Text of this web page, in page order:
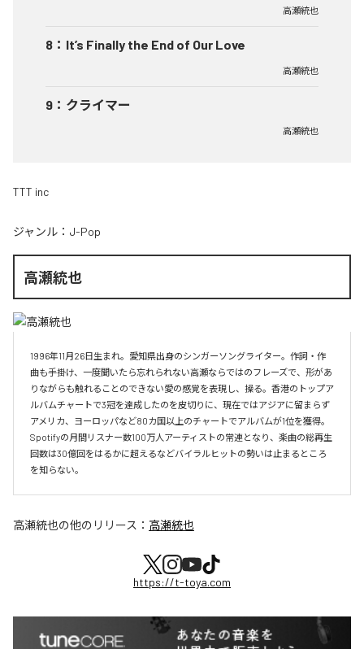
高瀬統也
8 ： It’s Finally the End of Our Love
高瀬統也
9 ： クライマー
高瀬統也
TTT inc
ジャンル： J-Pop
高瀬統也
1996年11月26日生まれ。愛知県出身のシンガーソングライター。作詞・作
曲も手掛け、一度聞いたら忘れられない高瀬ならではのフレーズで、形があ
りながらも触れることのできない愛の感覚を表現し、操る。香港のトップア
ルバムチャートで3冠を達成したのを皮切りに、現在ではアジアに留まらず
アメリカ、ヨーロッパなど80カ国以上のチャートでアルバムが1位を獲得。
Spotifyの月間リスナー数100万人アーティストの常連となり、楽曲の総再生
回数は30億回をはるかに超えるなどバイラルヒットの勢いは止まるところ
を知らない。
高瀬統也の他のリリース： 高瀬統也
https://t-toya.com